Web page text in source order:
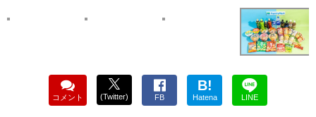
コメント (Twitter) FB
B!
Hatena LINE